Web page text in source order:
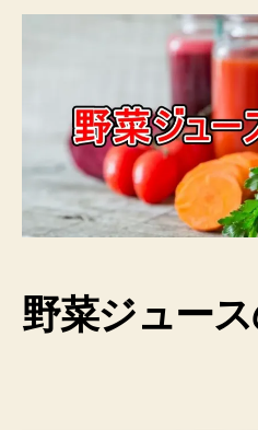
野菜ジュー